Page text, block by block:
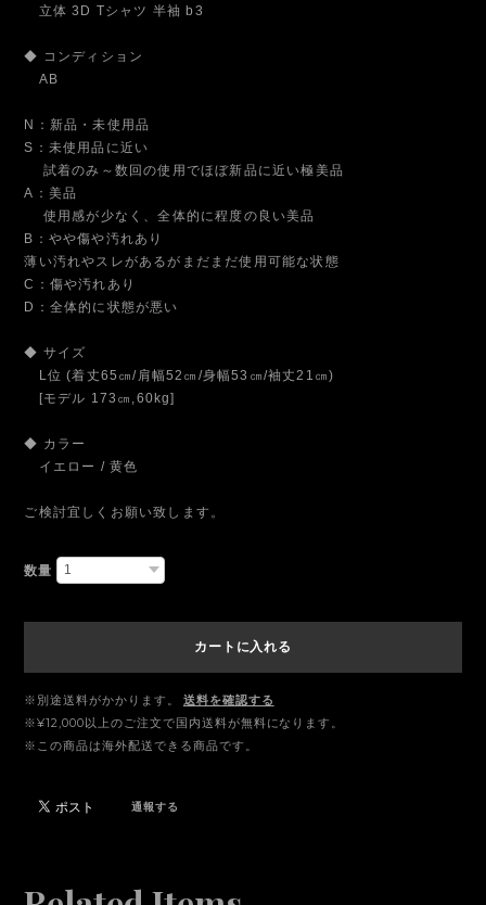
立体 3D Tシャツ 半袖 b3
◆ コンディション
AB
N：新品・未使用品
S：未使用品に近い
試着のみ～数回の使用でほぼ新品に近い極美品
A：美品
使用感が少なく、全体的に程度の良い美品
B：やや傷や汚れあり
薄い汚れやスレがあるがまだまだ使用可能な状態
C：傷や汚れあり
D：全体的に状態が悪い
◆ サイズ
L位 (着丈65㎝/肩幅52㎝/身幅53㎝/袖丈21㎝)
[モデル 173㎝,60kg]
◆ カラー
イエロー / 黄色
ご検討宜しくお願い致します。
数量
カートに入れる
※別途送料がかかります。
送料を確認する
※¥12,000以上のご注文で国内送料が無料になります。
※この商品は海外配送できる商品です。
通報する